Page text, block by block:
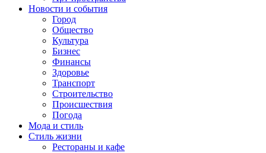
Новости и события
Город
Общество
Культура
Бизнес
Финансы
Здоровье
Транспорт
Строительство
Происшествия
Погода
Мода и стиль
Стиль жизни
Рестораны и кафе